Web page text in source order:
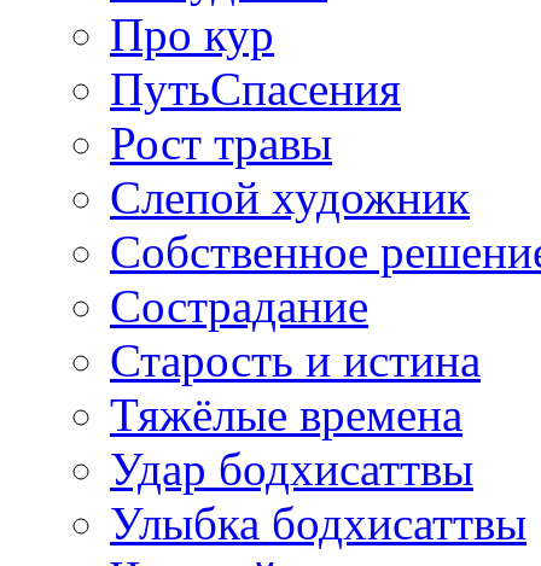
Про кур
ПутьСпасения
Рост травы
Слепой художник
Собственное
Сострадание
Старость и истина
Тяжёлые времена
Удар бодхисаттвы
Улыбка бодхисаттвы